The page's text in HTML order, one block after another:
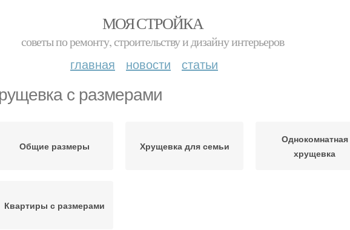
МОЯ СТРОЙКА
советы по ремонту, строительству и дизайну интерьеров
главная новости статьи
с размерами
Общие размеры Хрущевка для семьи
Однокомнатная
хрущевка
Квартиры с размерами